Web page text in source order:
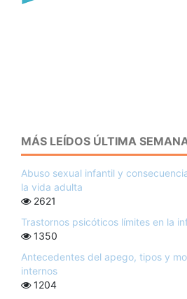
MÁS LEÍDOS ÚLTIMA
Abuso sexual infantil y
la vida adulta
2621
Trastornos psicóticos límites en la
1350
Antecedentes del apego, tipos y
internos
1204